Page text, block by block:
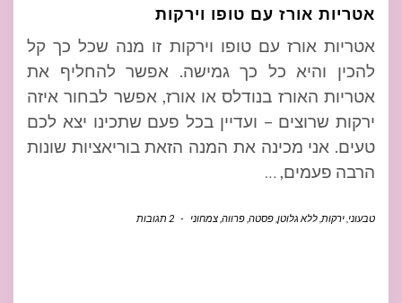
אטריות אורז עם טופו וירקות
אטריות אורז עם טופו וירקות זו מנה שכל כך קל
להכין והיא כל כך גמישה. אפשר להחליף את
אטריות האורז בנודלס או אורז, אפשר לבחור איזה
ירקות שרוצים – ועדיין בכל פעם שתכינו יצא לכם
טעים. אני מכינה את המנה הזאת בוריאציות שונות
הרבה פעמים, …
טבעוני ירקות ללא גלוטן פסטה פרווה צמחוני - 2 תגובות